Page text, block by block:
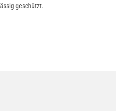
geschützt.